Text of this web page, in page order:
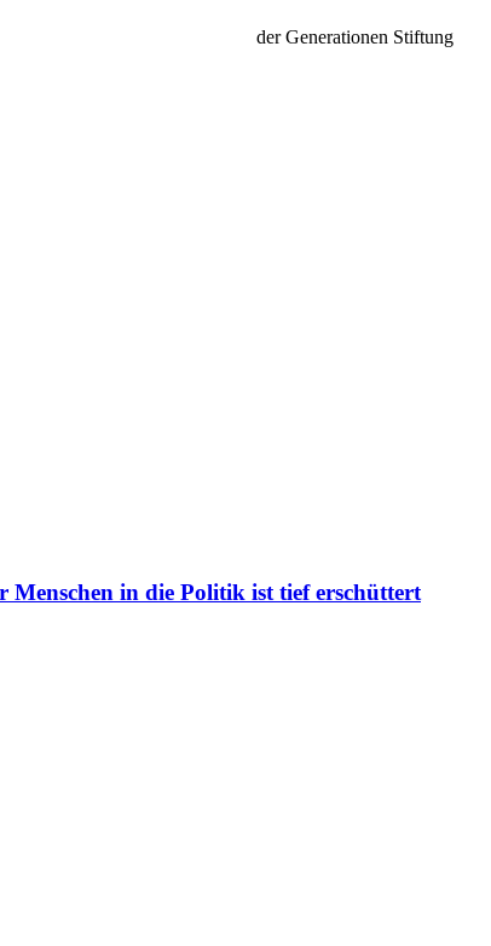
der Generationen Stiftung
in die Politik ist tief erschüttert